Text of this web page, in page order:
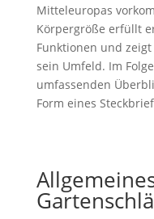
Mitteleuropas
Körpergröße erfüllt
Funktionen und
sein Umfeld. Im
umfassenden
Form eines